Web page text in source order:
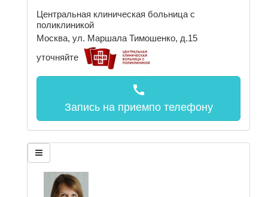
Центральная клиническая больница с
поликлиникой
Москва, ул. Маршала Тимошенко, д.15
уточняйте
call
Запись на приемпо телефону